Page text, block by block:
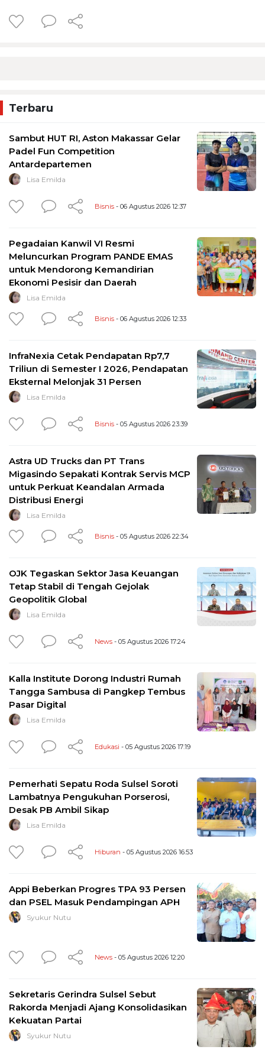
Terbaru
Sambut HUT RI, Aston Makassar Gelar
Padel Fun Competition
Antardepartemen
Lisa Emilda
Bisnis - 06 Agustus 2026 12:37
Pegadaian Kanwil VI Resmi
Meluncurkan Program PANDE EMAS
untuk Mendorong Kemandirian
Ekonomi Pesisir dan Daerah
Lisa Emilda
Bisnis - 06 Agustus 2026 12:33
InfraNexia Cetak Pendapatan Rp7,7
Triliun di Semester I 2026, Pendapatan
Eksternal Melonjak 31 Persen
Lisa Emilda
Bisnis - 05 Agustus 2026 23:39
Astra UD Trucks dan PT Trans
Migasindo Sepakati Kontrak Servis MCP
untuk Perkuat Keandalan Armada
Distribusi Energi
Lisa Emilda
Bisnis - 05 Agustus 2026 22:34
OJK Tegaskan Sektor Jasa Keuangan
Tetap Stabil di Tengah Gejolak
Geopolitik Global
Lisa Emilda
News - 05 Agustus 2026 17:24
Kalla Institute Dorong Industri Rumah
Tangga Sambusa di Pangkep Tembus
Pasar Digital
Lisa Emilda
Edukasi - 05 Agustus 2026 17:19
Pemerhati Sepatu Roda Sulsel Soroti
Lambatnya Pengukuhan Porserosi,
Desak PB Ambil Sikap
Lisa Emilda
Hiburan - 05 Agustus 2026 16:53
Appi Beberkan Progres TPA 93 Persen
dan PSEL Masuk Pendampingan APH
Syukur Nutu
News - 05 Agustus 2026 12:20
Sekretaris Gerindra Sulsel Sebut
Rakorda Menjadi Ajang Konsolidasikan
Kekuatan Partai
Syukur Nutu